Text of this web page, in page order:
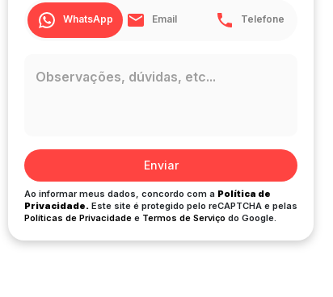
WhatsApp Email Telefone
Enviar
Ao informar meus dados, concordo com a Política de
Privacidade. Este site é protegido pelo reCAPTCHA e pelas
Políticas de Privacidade e Termos de Serviço do Google.